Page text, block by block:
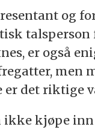
og
talsperson
er også
men
det riktige
ikke kjøpe inn